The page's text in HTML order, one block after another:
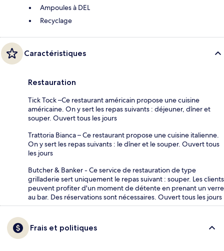
Ampoules à DEL
Recyclage
Caractéristiques
Restauration
Tick Tock –Ce restaurant américain propose une cuisine
américaine. On y sert les repas suivants : déjeuner, dîner et
souper. Ouvert tous les jours
Trattoria Bianca – Ce restaurant propose une cuisine italienne.
On y sert les repas suivants : le dîner et le souper. Ouvert tous
les jours
Butcher & Banker - Ce service de restauration de type
grilladerie sert uniquement le repas suivant : souper. Les clients
peuvent profiter d'un moment de détente en prenant un verre
au bar. Des réservations sont nécessaires. Ouvert tous les jours
Frais et politiques